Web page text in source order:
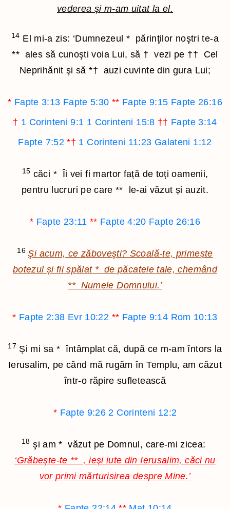
vederea și m-am uitat la el.
14 El mi-a zis: ‘Dumnezeul * părinţilor noştri te-a
** ales să cunoşti voia Lui, să † vezi pe †† Cel
Neprihănit şi să*† auzi cuvinte din gura Lui;
* Fapte 3:13 Fapte 5:30 ** Fapte 9:15 Fapte 26:16
† 1 Corinteni 9:1 1 Corinteni 15:8 †† Fapte 3:14
Fapte 7:52 *† 1 Corinteni 11:23 Galateni 1:12
15 căci *Îi vei fi martor față de toți oamenii,
pentru lucruri pe care** le-ai văzut și auzit.
* Fapte 23:11 ** Fapte 4:20 Fapte 26:16
16 Şi acum, ce zăboveşti? Scoală-te, primește
botezul și fii spălat *de păcatele tale, chemând
**Numele Domnului.’
* Fapte 2:38 Evr 10:22 ** Fapte 9:14 Rom 10:13
17 Și mi sa * întâmplat că, după ce m-am întors la
Ierusalim, pe când mă rugăm în Templu, am căzut
într-o răpire sufletească
* Fapte 9:26 2 Corinteni 12:2
18 şi am* văzut pe Domnul, care-mi zicea:
‘Grăbeşte-te ** , ieşi iute din Ierusalim, căci nu
vor primi mărturisirea despre Mine.’